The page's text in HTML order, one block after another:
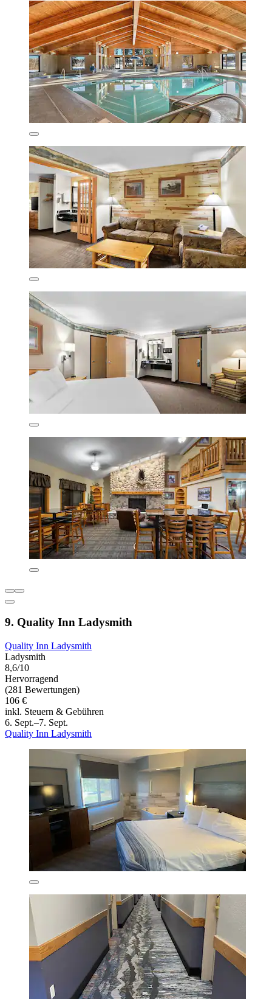
9. Quality Inn Ladysmith
Quality Inn Ladysmith
Ladysmith
8,6/10
Hervorragend
(281 Bewertungen)
106 €
inkl. Steuern & Gebühren
6. Sept.–7. Sept.
Quality Inn Ladysmith